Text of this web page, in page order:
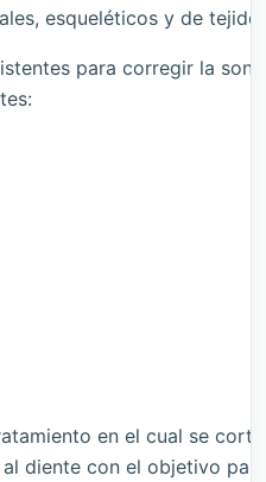
esqueléticos y de
para corregir la
en el cual se
diente con el objetivo